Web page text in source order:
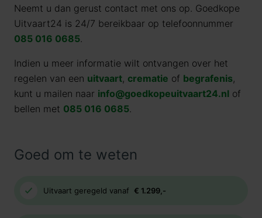
Neemt u dan gerust contact met ons op. Goedkope
Uitvaart24 is 24/7 bereikbaar op telefoonnummer
085 016 0685.
Indien u meer informatie wilt ontvangen over het
regelen van een uitvaart, crematie of begrafenis,
kunt u mailen naar info@goedkopeuitvaart24.nl of
bellen met 085 016 0685.
Goed om te weten
Uitvaart geregeld vanaf € 1.299,-